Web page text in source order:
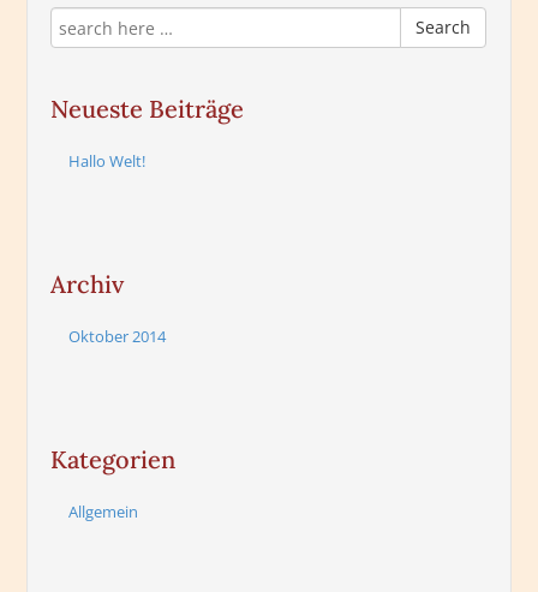
Search
Neueste Beiträge
Hallo Welt!
Archiv
Oktober 2014
Kategorien
Allgemein